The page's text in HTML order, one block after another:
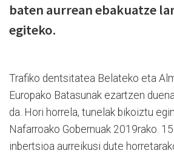
baten aurrean ebakuatze
egiteko.
Trafiko dentsitatea Belateko eta
Europako Batasunak ezartzen
da. Hori horrela, tunelak bikoiztu
Nafarroako Gobernuak 2019rako.
inbertsioa aurreikusi dute